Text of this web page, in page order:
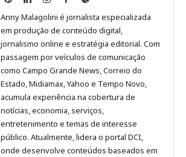
Malagolini
no
Pinterest
Malagolini
no
LinkedIn
Malagolini
no
Instagram
Malagolini
no
Facebook
de
Anny
Malagolini
Anny Malagolini é jornalista especializada
em produção de conteúdo digital,
jornalismo online e estratégia editorial. Com
passagem por veículos de comunicação
como Campo Grande News, Correio do
Estado, Midiamax, Yahoo e Tempo Novo,
acumula experiência na cobertura de
notícias, economia, serviços,
entretenimento e temas de interesse
público. Atualmente, lidera o portal DCI,
onde desenvolve conteúdos baseados em